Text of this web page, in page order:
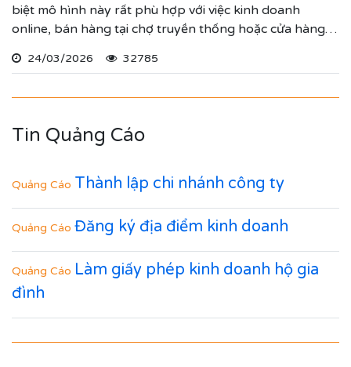
biệt mô hình này rất phù hợp với việc kinh doanh
online, bán hàng tại chợ truyền thống hoặc cửa hàng
24/03/2026 32785
Tin Quảng Cáo
Quảng Cáo Thành lập chi nhánh công ty
Quảng Cáo Đăng ký địa điểm kinh doanh
Quảng Cáo Làm giấy phép kinh doanh hộ gia
đình